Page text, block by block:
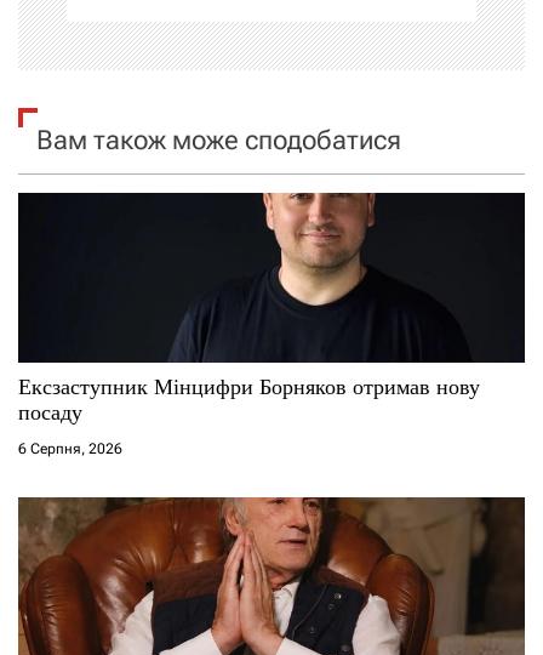
і
а
с
і
в
Вам також може сподобатися
Ексзаступник Мінцифри Борняков отримав нову
посаду
6 Серпня, 2026